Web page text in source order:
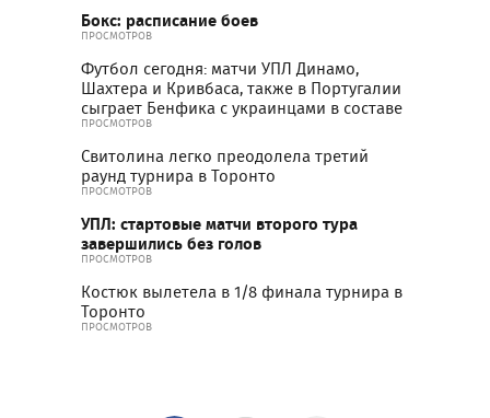
Бокс: расписание боев
ПРОСМОТРОВ
Футбол сегодня: матчи УПЛ Динамо,
Шахтера и Кривбаса, также в Португалии
сыграет Бенфика с украинцами в составе
ПРОСМОТРОВ
Свитолина легко преодолела третий
раунд турнира в Торонто
ПРОСМОТРОВ
УПЛ: стартовые матчи второго тура
завершились без голов
ПРОСМОТРОВ
Костюк вылетела в 1/8 финала турнира в
Торонто
ПРОСМОТРОВ